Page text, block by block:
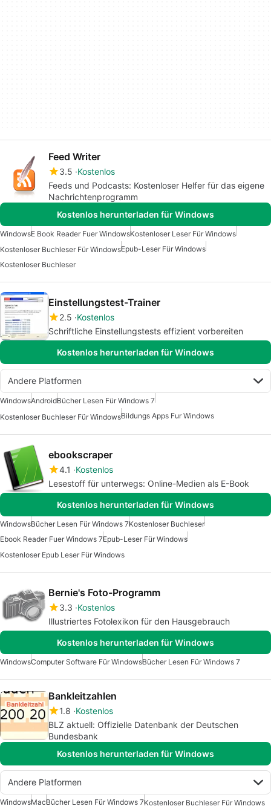
Feed Writer
3.5 Kostenlos
Feeds und Podcasts: Kostenloser Helfer für das eigene
Nachrichtenprogramm
Kostenlos herunterladen für Windows
WindowsE Book Reader Fuer WindowsKostenloser Leser Für Windows
Kostenloser Buchleser Für WindowsEpub-Leser Für Windows
Kostenloser Buchleser
Einstellungstest-Trainer
2.5 Kostenlos
Schriftliche Einstellungstests effizient vorbereiten
Kostenlos herunterladen für Windows
Andere Platformen
WindowsAndroidBücher Lesen Für Windows 7
Kostenloser Buchleser Für WindowsBildungs Apps Fur Windows
ebookscraper
4.1
Kostenlos
Lesestoff für unterwegs: Online-Medien als E-Book
Kostenlos herunterladen für Windows
WindowsBücher Lesen Für Windows 7Kostenloser Buchleser
Ebook Reader Fuer Windows 7Epub-Leser Für Windows
Kostenloser Epub Leser Für Windows
Bernie's Foto-Programm
3.3 Kostenlos
Illustriertes Fotolexikon für den Hausgebrauch
Kostenlos herunterladen für Windows
WindowsComputer Software Für WindowsBücher Lesen Für Windows 7
Bankleitzahlen
1.8 Kostenlos
BLZ aktuell: Offizielle Datenbank der Deutschen
Bundesbank
Kostenlos herunterladen für Windows
Andere Platformen
WindowsMacBücher Lesen Für Windows 7Kostenloser Buchleser Für Windows